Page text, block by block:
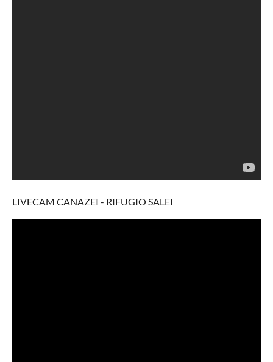
LIVECAM CANAZEI - RIFUGIO SALEI